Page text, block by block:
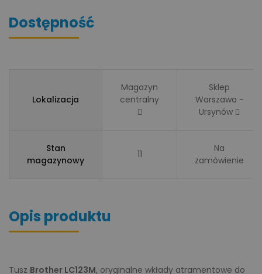
Dostępność
Lokalizacja
Magazyn
centralny
Sklep
Warszawa -
Ursynów
Stan
magazynowy
11
Na
zamówienie
Opis produktu
Tusz Brother LC123M, oryginalne wkłady atramentowe do